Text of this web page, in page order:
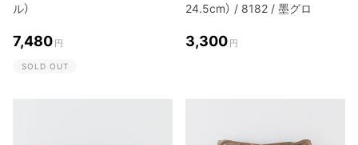
ル）
7,480 円
SOLD OUT
24.5cm） / 8182 / 墨グロ
3,300 円